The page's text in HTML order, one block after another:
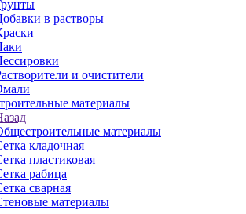
в растворы
и очистители
материалы
материалы
кладочная
пластиковая
рабица
сварная
материалы